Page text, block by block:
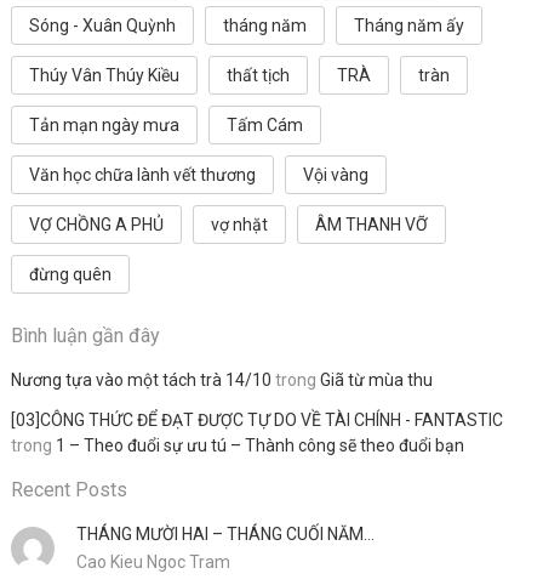
Sóng - Xuân Quỳnh tháng năm Tháng năm ấy
Thúy Vân Thúy Kiều thất tịch TRÀ tràn
Tản mạn ngày mưa Tấm Cám
Văn học chữa lành vết thương Vội vàng
VỢ CHỒNG A PHỦ vợ nhặt ÂM THANH VỠ
đừng quên
Bình luận gần đây
Nương tựa vào một tách trà 14/10 trong Giã từ mùa thu
[03]CÔNG THỨC ĐỂ ĐẠT ĐƯỢC TỰ DO VỀ TÀI CHÍNH - FANTASTIC
trong 1 – Theo đuổi sự ưu tú – Thành công sẽ theo đuổi bạn
Recent Posts
THÁNG MƯỜI HAI – THÁNG CUỐI NĂM…
Cao Kieu Ngoc Tram